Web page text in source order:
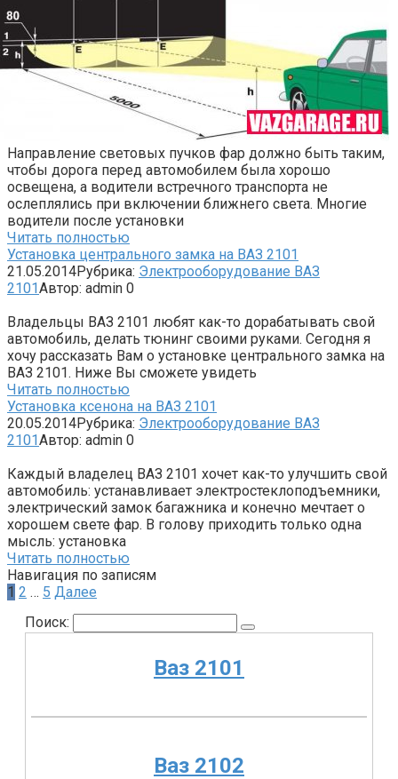
Направление световых пучков фар должно быть таким,
чтобы дорога перед автомобилем была хорошо
освещена, а водители встречного транспорта не
ослеплялись при включении ближнего света. Многие
водители после установки
Читать полностью
Установка центрального замка на ВАЗ 2101
21.05.2014Рубрика: Электрооборудование ВАЗ
2101Автор: admin 0
Владельцы ВАЗ 2101 любят как-то дорабатывать свой
автомобиль, делать тюнинг своими руками. Сегодня я
хочу рассказать Вам о установке центрального замка на
ВАЗ 2101. Ниже Вы сможете увидеть
Читать полностью
Установка ксенона на ВАЗ 2101
20.05.2014Рубрика: Электрооборудование ВАЗ
2101Автор: admin 0
Каждый владелец ВАЗ 2101 хочет как-то улучшить свой
автомобиль: устанавливает электростеклоподъемники,
электрический замок багажника и конечно мечтает о
хорошем свете фар. В голову приходить только одна
мысль: установка
Читать полностью
Навигация по записям
1 2 … 5 Далее
Поиск:
Ваз 2101
Ваз 2102